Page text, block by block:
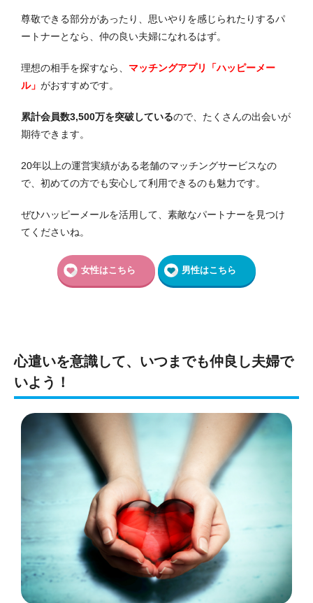
尊敬できる部分があったり、思いやりを感じられたりするパ
ートナーとなら、仲の良い夫婦になれるはず。
理想の相手を探すなら、 マッチングアプリ「ハッピーメー
ル」 がおすすめです。
累計会員数3,500万を突破しているので、たくさんの出会いが
期待できます。
20年以上の運営実績がある老舗のマッチングサービスなの
で、初めての方でも安心して利用できるのも魅力です。
ぜひハッピーメールを活用して、素敵なパートナーを見つけ
てくださいね。
女性はこちら 男性はこちら
心遣いを意識して、 いつまでも仲良し夫婦で
いよう ！